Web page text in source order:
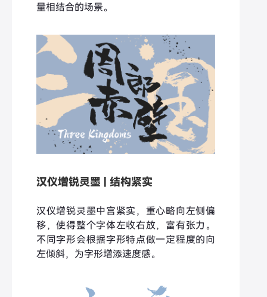
量相结合的场景。
汉仪增锐灵墨 | 结构紧实
汉仪增锐灵墨中宫紧实，重心略向左侧偏
移，使得整个字体左收右放，富有张力。
不同字形会根据字形特点做一定程度的向
左倾斜，为字形增添速度感。